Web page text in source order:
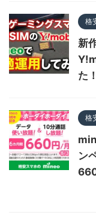
格
新
た！
格
ン